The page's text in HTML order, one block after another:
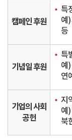
캠페인 후원
특
예)
등
기념일 후원
특
예
연
기업의 사회
공헌
지
예
북